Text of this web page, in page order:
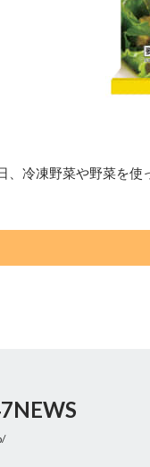
、冷凍野菜や野菜を